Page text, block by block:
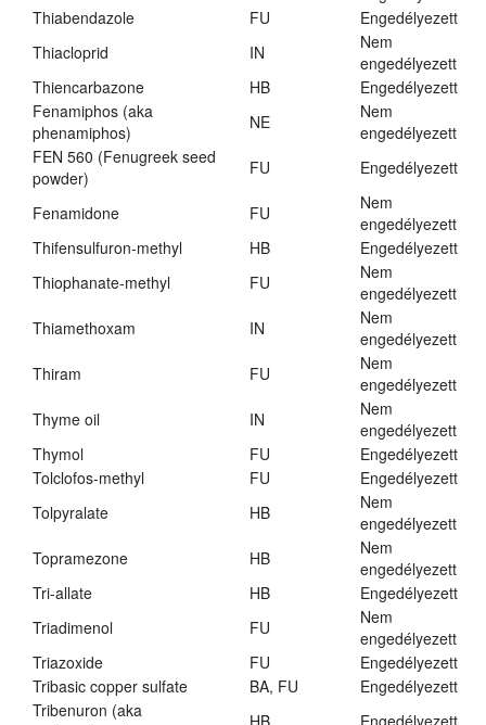
Thiabendazole
FU
Engedélyezett
Thiacloprid
IN
Nem
engedélyezett
Thiencarbazone
HB
Engedélyezett
Fenamiphos (aka
phenamiphos)
NE
Nem
engedélyezett
FEN 560 (Fenugreek seed
powder)
FU Engedélyezett
Fenamidone FU
Nem
engedélyezett
Thifensulfuron-methyl
HB
Engedélyezett
Thiophanate-methyl
FU
Nem
engedélyezett
Thiamethoxam
IN
Nem
engedélyezett
Thiram
FU
Nem
engedélyezett
Thyme oil
IN
Nem
engedélyezett
Thymol
FU
Engedélyezett
Tolclofos-methyl
FU
Engedélyezett
Tolpyralate
HB
Nem
engedélyezett
Topramezone
HB
Nem
engedélyezett
Tri-allate
HB
Engedélyezett
Triadimenol
FU
Nem
engedélyezett
Triazoxide
FU
Engedélyezett
Tribasic copper sulfate
BA, FU
Engedélyezett
Tribenuron (aka